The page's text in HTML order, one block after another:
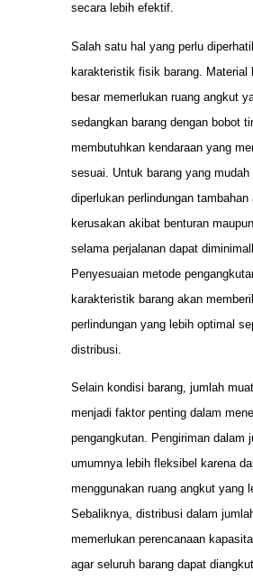
secara lebih efektif.
Salah satu hal yang perlu
karakteristik fisik barang. Material
besar memerlukan ruang angkut
sedangkan barang dengan bobot
membutuhkan kendaraan yang
sesuai. Untuk barang yang mudah
diperlukan perlindungan tambahan
kerusakan akibat benturan
selama perjalanan dapat
Penyesuaian metode
karakteristik barang akan
perlindungan yang lebih optimal
distribusi.
Selain kondisi barang, jumlah
menjadi faktor penting dalam
pengangkutan. Pengiriman dalam
umumnya lebih fleksibel karena
menggunakan ruang angkut yang
Sebaliknya, distribusi dalam
memerlukan perencanaan
agar seluruh barang dapat